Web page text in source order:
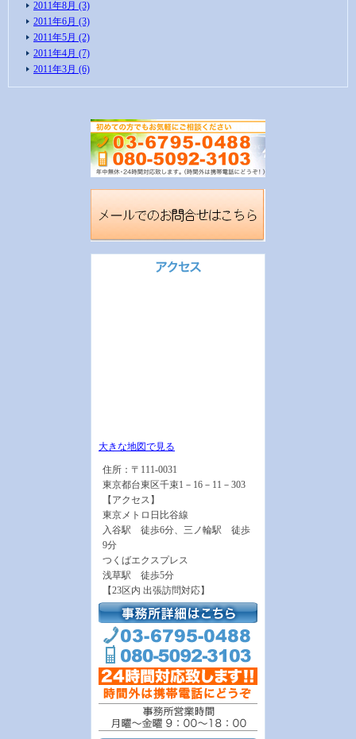
2011年8月 (3)
2011年6月 (3)
2011年5月 (2)
2011年4月 (7)
2011年3月 (6)
大きな地図で見る
住所：〒111-0031
東京都台東区千束1－16－11－303
【アクセス】
東京メトロ日比谷線
入谷駅 徒歩6分、三ノ輪駅 徒歩
9分
つくばエクスプレス
浅草駅 徒歩5分
【23区内 出張訪問対応】